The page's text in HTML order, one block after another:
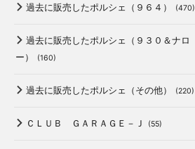
過去に販売したポルシェ（９６４） (470)
過去に販売したポルシェ（９３０＆ナロ
ー）
(160)
過去に販売したポルシェ（その他） (220)
ＣＬＵＢ ＧＡＲＡＧＥ－Ｊ (55)